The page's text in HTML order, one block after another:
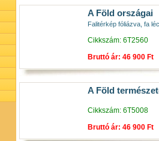
A Föld országai
Falitérkép fóliázva, fa
Cikkszám: 6T2560
Bruttó ár: 46 900 Ft
A Föld
Cikkszám: 6T5008
Bruttó ár: 46 900 Ft